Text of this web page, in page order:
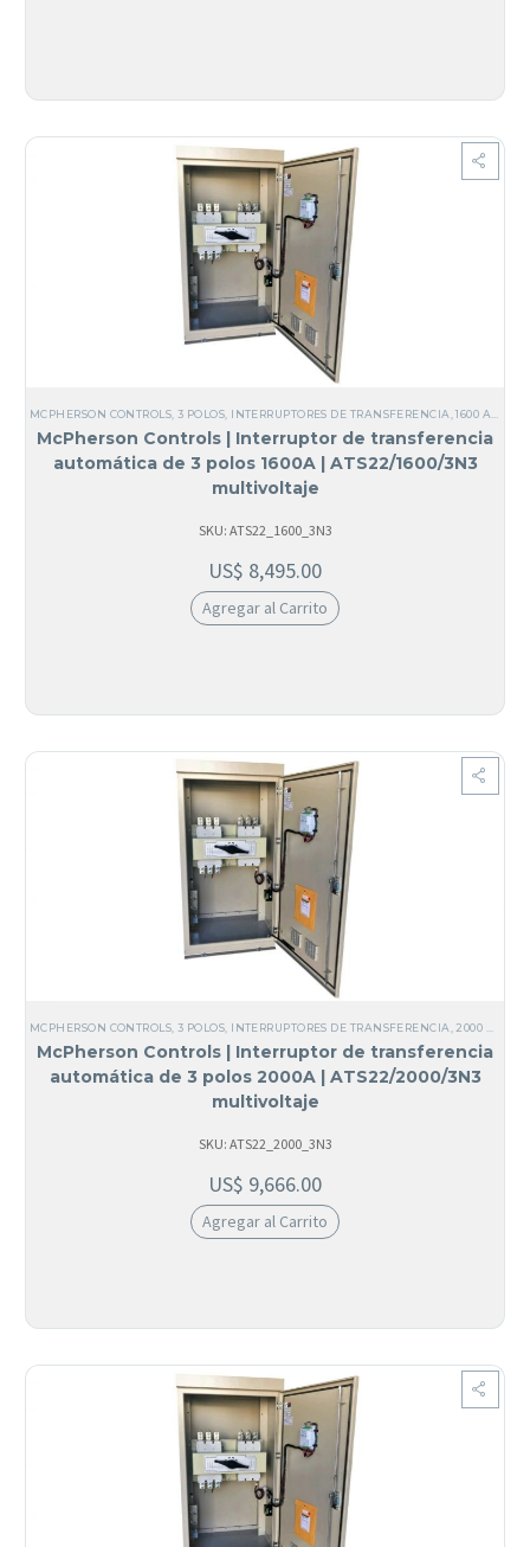
MCPHERSON CONTROLS ,3 POLOS INTERRUPTORES DE TRANSFERENCIA ,1600 AMPERIOS
McPherson Controls | Interruptor de transferencia
automática de 3 polos 1600A | ATS22/1600/3N3
multivoltaje
SKU: ATS22_1600_3N3
US$ 8,495.00
Agregar al Carrito
MCPHERSON CONTROLS,3 POLOS, INTERRUPTORES DE TRANSFERENCIA,2000 AMPERIOS
McPherson Controls | Interruptor de transferencia
automática de 3 polos 2000A | ATS22/2000/3N3
multivoltaje
SKU: ATS22_2000_3N3
US$ 9,666.00
Agregar al Carrito